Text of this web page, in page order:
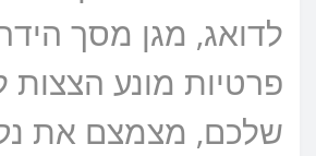
לדואג, מגן מסך
פרטיות מונע
שלכם, מצמצם את